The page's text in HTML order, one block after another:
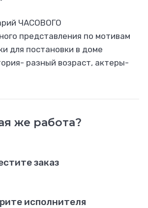
ЧАСОВОГО
представления по мотивам
для постановки в доме
разный возраст, актеры-
же работа?
заказ
исполнителя